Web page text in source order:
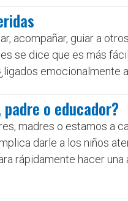
acompañar, guiar a
se dice que es más
emocionalmente a
o educador?
madres o estamos a
darle a los niños
rápidamente hacer